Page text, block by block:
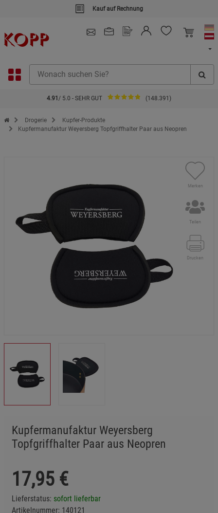
Kauf auf Rechnung
4.91 / 5.0 - SEHR GUT (148.391)
Zur Startseite des Kopp Verlag Online-Shop
Drogerie
Kupfer-Produkte
Kupfermanufaktur Weyersberg Topfgriffhalter Paar aus Neopren
Merken
Teilen
Drucken
Kupfermanufaktur Weyersberg
Topfgriffhalter Paar aus Neopren
17,95 €
Lieferstatus: sofort lieferbar
Artikelnummer: 140121